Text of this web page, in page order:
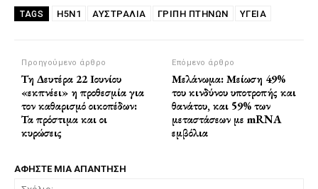
TAGS H5N1 ΑΥΣΤΡΑΛΊΑ ΓΡΊΠΗ ΠΤΗΝΏΝ ΥΓΕΙΑ
Προηγούμενο άρθρο
Τη Δευτέρα 22 Ιουνίου
«εκπνέει» η προθεσμία για
τον καθαρισμό οικοπέδων:
Τα πρόστιμα και οι
κυρώσεις
Επόμενο άρθρο
Μελάνωμα: Μείωση 49%
του κινδύνου υποτροπής και
θανάτου, και 59% των
μεταστάσεων με mRNA
εμβόλια
ΑΦΗΣΤΕ ΜΙΑ ΑΠΑΝΤΗΣΗ